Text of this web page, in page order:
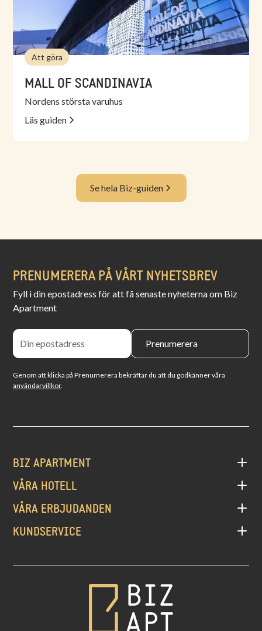
Att göra
MALL OF SCANDINAVIA
Nordens största varuhus
Läs guiden
Se hela Biz-guiden
PRENUMERERA PÅ VÅRT NYHETSBREV
Fyll i din epostadress för att få senaste nyheterna om Biz
Apartment
Genom att klicka på Prenumerera bekräftar du att du godkänner våra
användarvillkor.
BIZ APARTMENT
VÅRA HOTELL
VÅRA ERBJUDANDEN
KUNDSERVICE